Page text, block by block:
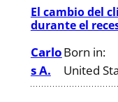
El cambio del
durante el
Carlo
s A.
Born in:
United